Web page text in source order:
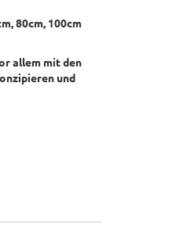
80cm, 100cm
allem mit den
und